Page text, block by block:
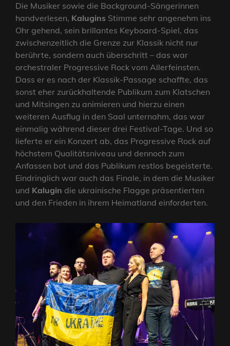
Die Musiker sowie die Background-Sängerinnen
handverlesen, Kalugins Stimme sehr angenehm ins
Ohr gehend, sein brillantes Keyboard-Spiel, das
zwischenzeitlich die Grenze zur Klassik nicht nur
berührte, sondern auch überschritt – das war
orchestraler Progressive Rock vom Allerfeinsten.
Dass er es nach der Klassik-Passage schaffte, das
sonst eher zurückhaltende Publikum zum Klatschen
und Mitsingen zu animieren und hierzu einen
weiteren Ausflug in den Saal unternahm, das war
einmalig während dieser drei Festival-Tage. Und so
lieferte er ein Konzert ab, das Progressive Rock auf
höchstem Qualitätsniveau und dennoch zum
Anfassen bot und das Publikum restlos begeisterte.
Eindringlich war auch das Finale, in dem die Musiker
und Kalugin die ukrainische Flagge präsentierten
und den Frieden in ihrem Heimatland einforderten.